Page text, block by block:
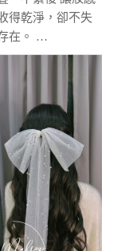
得乾淨，卻不失
在。 …